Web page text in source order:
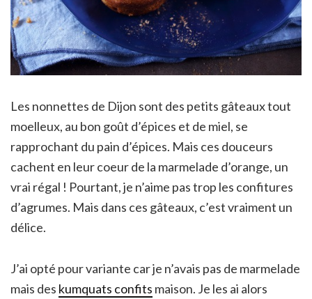
Les nonnettes de Dijon sont des petits gâteaux tout
moelleux, au bon goût d’épices et de miel, se
rapprochant du pain d’épices. Mais ces douceurs
cachent en leur coeur de la marmelade d’orange, un
vrai régal ! Pourtant, je n’aime pas trop les confitures
d’agrumes. Mais dans ces gâteaux, c’est vraiment un
délice.
J’ai opté pour variante car je n’avais pas de marmelade
mais des kumquats confits maison. Je les ai alors